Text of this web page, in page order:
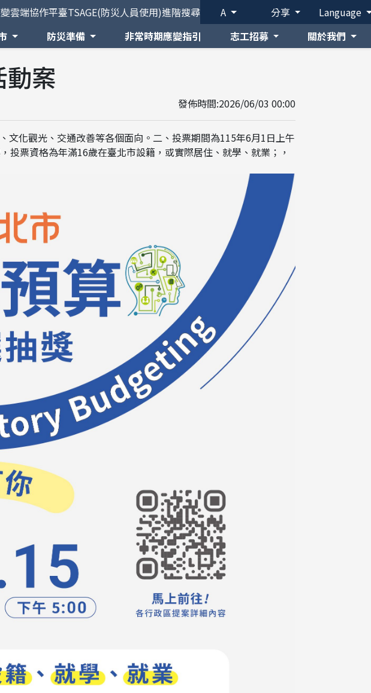
雲端協作平臺TSAGE(防災人員使用)進階搜尋 A 分享
Language
防災準備 非常時期應變指引 志工招募 關於我們
案
發佈時間:2026/06/03 00:00
化觀光、交通改善等各個面向。二、投票期間為115年6月1日上午
票資格為年滿16歲在臺北市設籍，或實際居住、就學、就業；，